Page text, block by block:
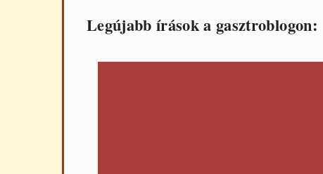
Legújabb írások a gasztroblogon: